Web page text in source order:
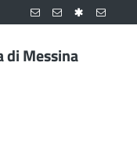
di Messina